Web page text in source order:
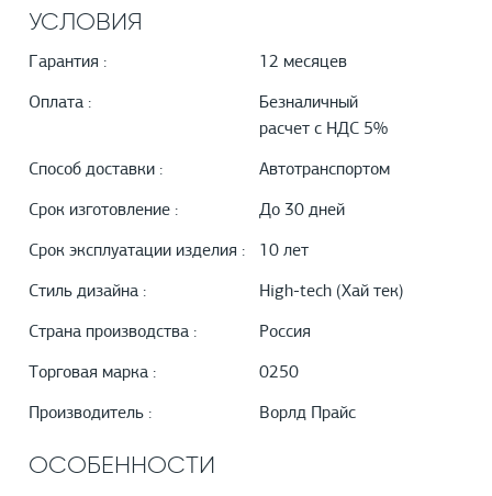
УСЛОВИЯ
Гарантия : 12 месяцев
Оплата :
Безналичный
расчет с НДС 5%
Способ доставки : Автотранспортом
Срок изготовление : До 30 дней
Срок эксплуатации изделия : 10 лет
Стиль дизайна : High-tech (Хай тек)
Страна производства : Россия
Торговая марка : 0250
Производитель : Ворлд Прайс
ОСОБЕННОСТИ